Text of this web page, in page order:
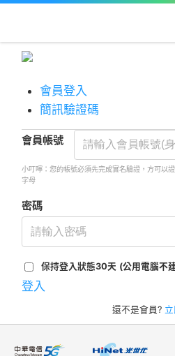
會員登入
簡訊驗證碼
會員帳號
小叮嚀：您的帳號必須先完成實名驗證，方可以
字母
密碼
保持登入狀態30天 (公用電腦不
登入
還不是會員?